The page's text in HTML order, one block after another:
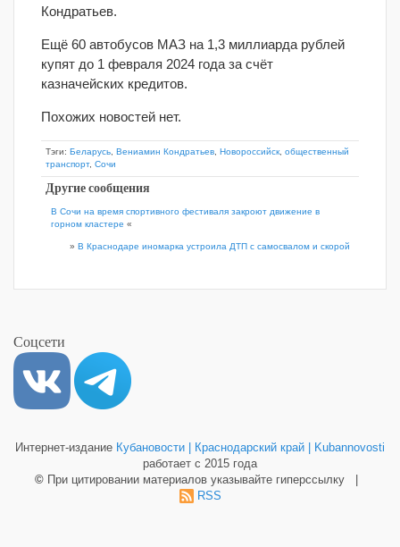
Кондратьев.
Ещё 60 автобусов МАЗ на 1,3 миллиарда рублей
купят до 1 февраля 2024 года за счёт
казначейских кредитов.
Похожих новостей нет.
Тэги: Беларусь Вениамин Кондратьев Новороссийск общественный
транспорт, Сочи
Другие сообщения
В Сочи на время спортивного фестиваля закроют движение в
горном кластере «
» В Краснодаре иномарка устроила ДТП с самосвалом и скорой
Соцсети
Интернет-издание Кубановости | Краснодарский край | Kubannovosti
работает с 2015 года
© При цитировании материалов указывайте гиперссылку |
RSS